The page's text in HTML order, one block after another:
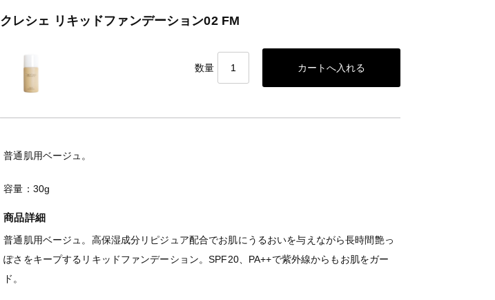
クレシェ リキッドファンデーション02 FM
数量
普通肌用ベージュ。
容量：30g
商品詳細
普通肌用ベージュ。高保湿成分リピジュア配合でお肌にうるおいを与えながら長時間艶っ
ぽさをキープするリキッドファンデーション。SPF20、PA++で紫外線からもお肌をガー
ド。